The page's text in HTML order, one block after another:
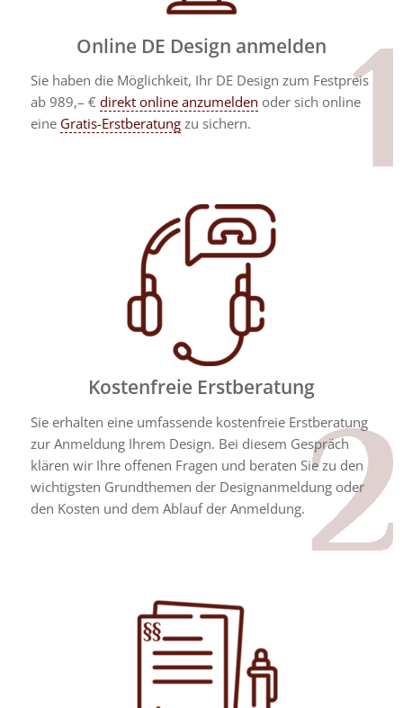
Online DE Design anmelden
Sie haben die Möglichkeit, Ihr DE Design zum Festpreis
ab 989,– € direkt online anzumelden oder sich online
eine Gratis-Erstberatungzu sichern.
Kostenfreie Erstberatung
Sie erhalten eine umfassende kostenfreie Erstberatung
zur Anmeldung Ihrem Design. Bei diesem Gespräch
klären wir Ihre offenen Fragen und beraten Sie zu den
wichtigsten Grundthemen der Designanmeldung oder
den Kosten und dem Ablauf der Anmeldung.